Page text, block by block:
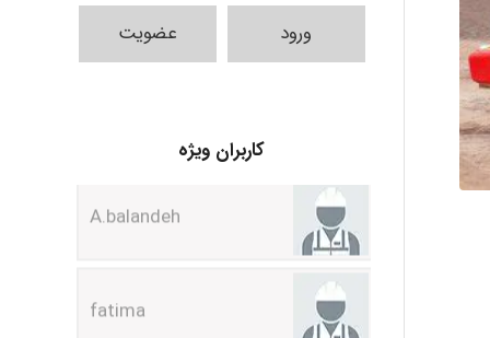
ورود عضویت
کاربران ویژه
fatima
Jafar Tym